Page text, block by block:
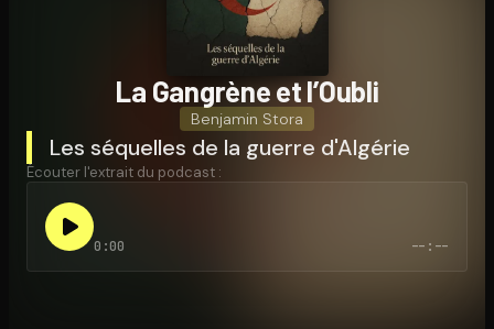
La Gangrène et l’Oubli
Benjamin Stora
Les séquelles de la guerre d'Algérie
Écouter l'extrait du podcast :
0:00 --:--